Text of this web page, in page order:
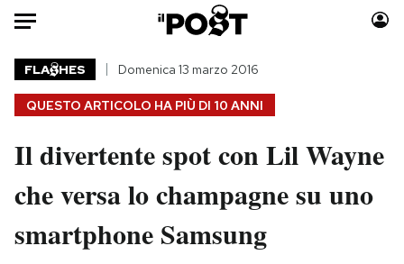
Auto
HOME
Italia
Politica
Tecnologia
Internet
Moda
Consumismi
Storie/Idee
Ok Boomer!
QUESTO ARTICOLO HA PIÙ DI 10 ANNI
FLA HES Domenica 13 marzo 2016
Il divertente spot con Lil Wayne
che versa lo champagne su uno
smartphone Samsung